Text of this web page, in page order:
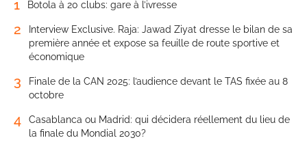
1 Botola à 20 clubs: gare à l’ivresse
2
Interview Exclusive. Raja: Jawad Ziyat dresse le bilan de sa
première année et expose sa feuille de route sportive et
économique
3
Finale de la CAN 2025: l’audience devant le TAS fixée au 8
octobre
4
Casablanca ou Madrid: qui décidera réellement du lieu de
la finale du Mondial 2030?